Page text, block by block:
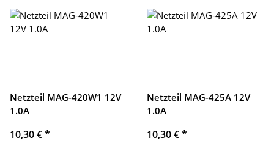
Netzteil MAG-420W1 12V
1.0A
10,30 €*
Netzteil MAG-425A 12V
1.0A
10,30 €*